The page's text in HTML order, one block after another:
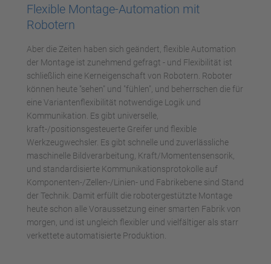
Management Platform
Flexible Montage-Automation mit
Robotern
Aber die Zeiten haben sich geändert, flexible Automation
der Montage ist zunehmend gefragt - und Flexibilität ist
schließlich eine Kerneigenschaft von Robotern. Roboter
können heute "sehen" und "fühlen", und beherrschen die für
eine Variantenflexibilität notwendige Logik und
Kommunikation. Es gibt universelle,
kraft-/positionsgesteuerte Greifer und flexible
Werkzeugwechsler. Es gibt schnelle und zuverlässliche
maschinelle Bildverarbeitung, Kraft/Momentensensorik,
und standardisierte Kommunikationsprotokolle auf
Komponenten-/Zellen-/Linien- und Fabrikebene sind Stand
der Technik. Damit erfüllt die robotergestützte Montage
heute schon alle Voraussetzung einer smarten Fabrik von
morgen, und ist ungleich flexibler und vielfältiger als starr
verkettete automatisierte Produktion.